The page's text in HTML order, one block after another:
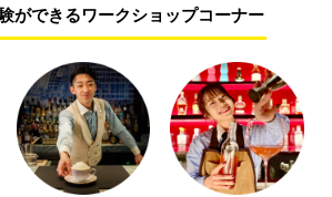
ができるワークショップコーナー